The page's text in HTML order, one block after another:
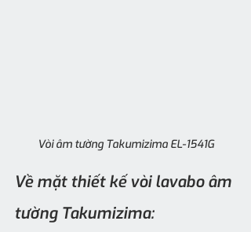
Vòi âm tường Takumizima EL-1541G
Về mặt thiết kế vòi lavabo âm
tường Takumizima: